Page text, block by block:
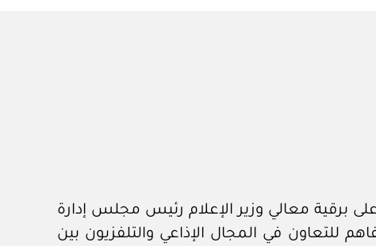
من الديوان الملكي برقم ٥٨٩٥٤ وتاريخ ١٩ /٩/ ١٤٤٣هـ، المشتملة على برقية معالي وزير الإعلام رئيس مجلس إدارة
١٥ /٧/ ١٤٤٣هـ، في شأن مشروع مذكرة تفاهم للتعاون في المجال الإذاعي والتلفزيون بين